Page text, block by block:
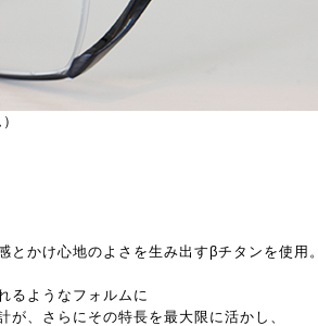
とかけ心地のよさを生み出すβチタンを使用。
るようなフォルムに
が、さらにその特長を最大限に活かし、